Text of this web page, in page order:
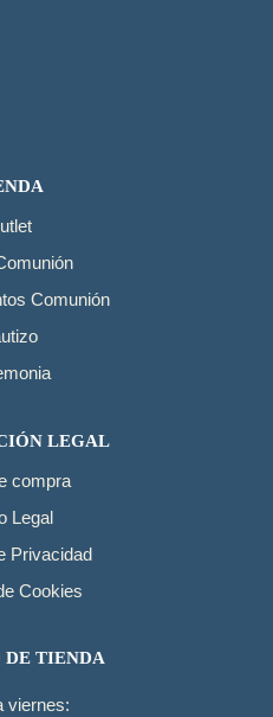
Comunión
LEGAL
compra
Legal
Privacidad
Cookies
DE TIENDA
viernes: